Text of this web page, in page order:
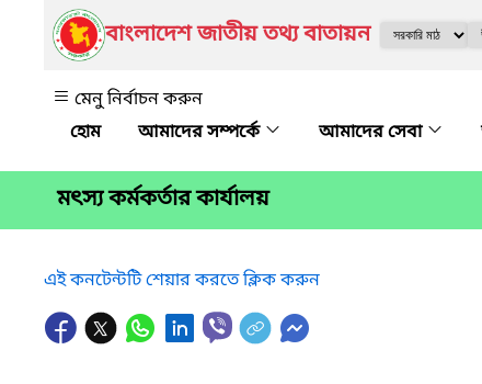
বাংলাদেশ জাতীয় তথ্য বাতায়ন
মেনু নির্বাচন করুন
আমাদের সম্পর্কে
আমাদের সেবা
মৎস্য কর্মকর্তার কার্যালয়
এই কনটেন্টটি শেয়ার করতে ক্লিক করুন